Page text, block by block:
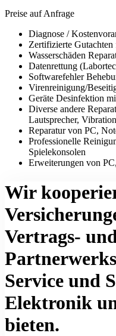
Preise auf Anfrage
Diagnose /
Zertifizierte
Wasserschäden
Datenrettung
Softwarefehler
Virenreinigung/
Geräte Desinfektion
Diverse andere
Lautsprecher,
Reparatur von PC,
Professionelle
Spielekonsolen
Erweiterungen von
Wir
Vertrags-
Service und
Elektronik
bieten.